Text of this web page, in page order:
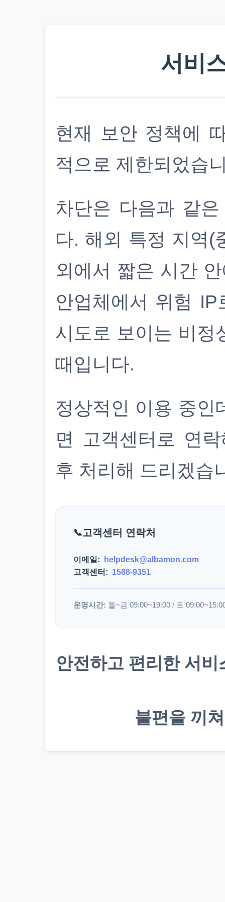
서비
현재 보안 정책에
적으로 제한되었습
차단은 다음과 같
다. 해외 특정 지역(
외에서 짧은 시간
안업체에서 위험
시도로 보이는 비정
때입니다.
정상적인 이용 중인
면 고객센터로 연
후 처리해 드리겠습
고객센터 연락처
이메일:
helpdesk@albamon.com
고객센터: 1588-9351
운영시간: 월~금 09:00~19:00 / 토
안전하고 편리한 서
불편을 끼